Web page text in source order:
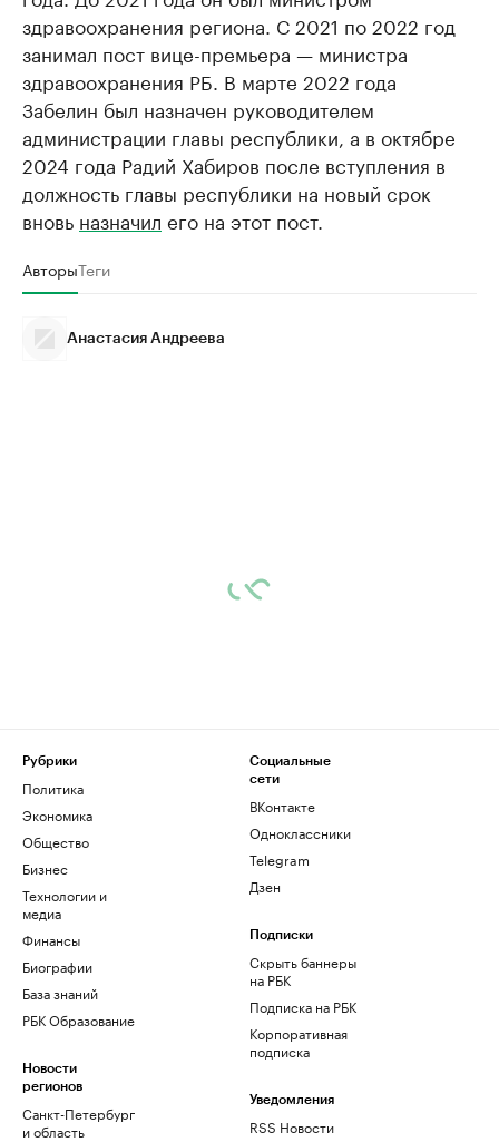
здравоохранения региона. С 2021 по 2022 год
занимал пост вице-премьера — министра
здравоохранения РБ. В марте 2022 года
Забелин был назначен руководителем
администрации главы республики, а в октябре
2024 года Радий Хабиров после вступления в
должность главы республики на новый срок
вновь назначил его на этот пост.
АвторыТеги
Анастасия Андреева
Рубрики
Политика
Экономика
Общество
Бизнес
Технологии и
медиа
Финансы
Биографии
База знаний
РБК Образование
Новости
регионов
Санкт-Петербург
и область
Социальные
сети
ВКонтакте
Одноклассники
Telegram
Дзен
Подписки
Скрыть баннеры
на РБК
Подписка на РБК
Корпоративная
подписка
Уведомления
RSS Новости